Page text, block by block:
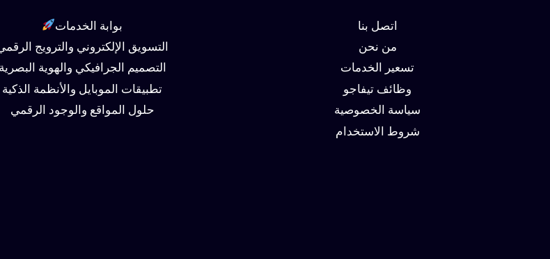
اتصل بنا
من نحن
تسعير الخدمات
وظائف تيفاجو
سياسة الخصوصية
شروط الاستخدام
بوابة الخدمات
التسويق الإلكتروني والترويج
التصميم الجرافيكي والهوية البصرية
تطبيقات الموبايل والأنظمة الذكية
حلول المواقع والوجود الرقمي